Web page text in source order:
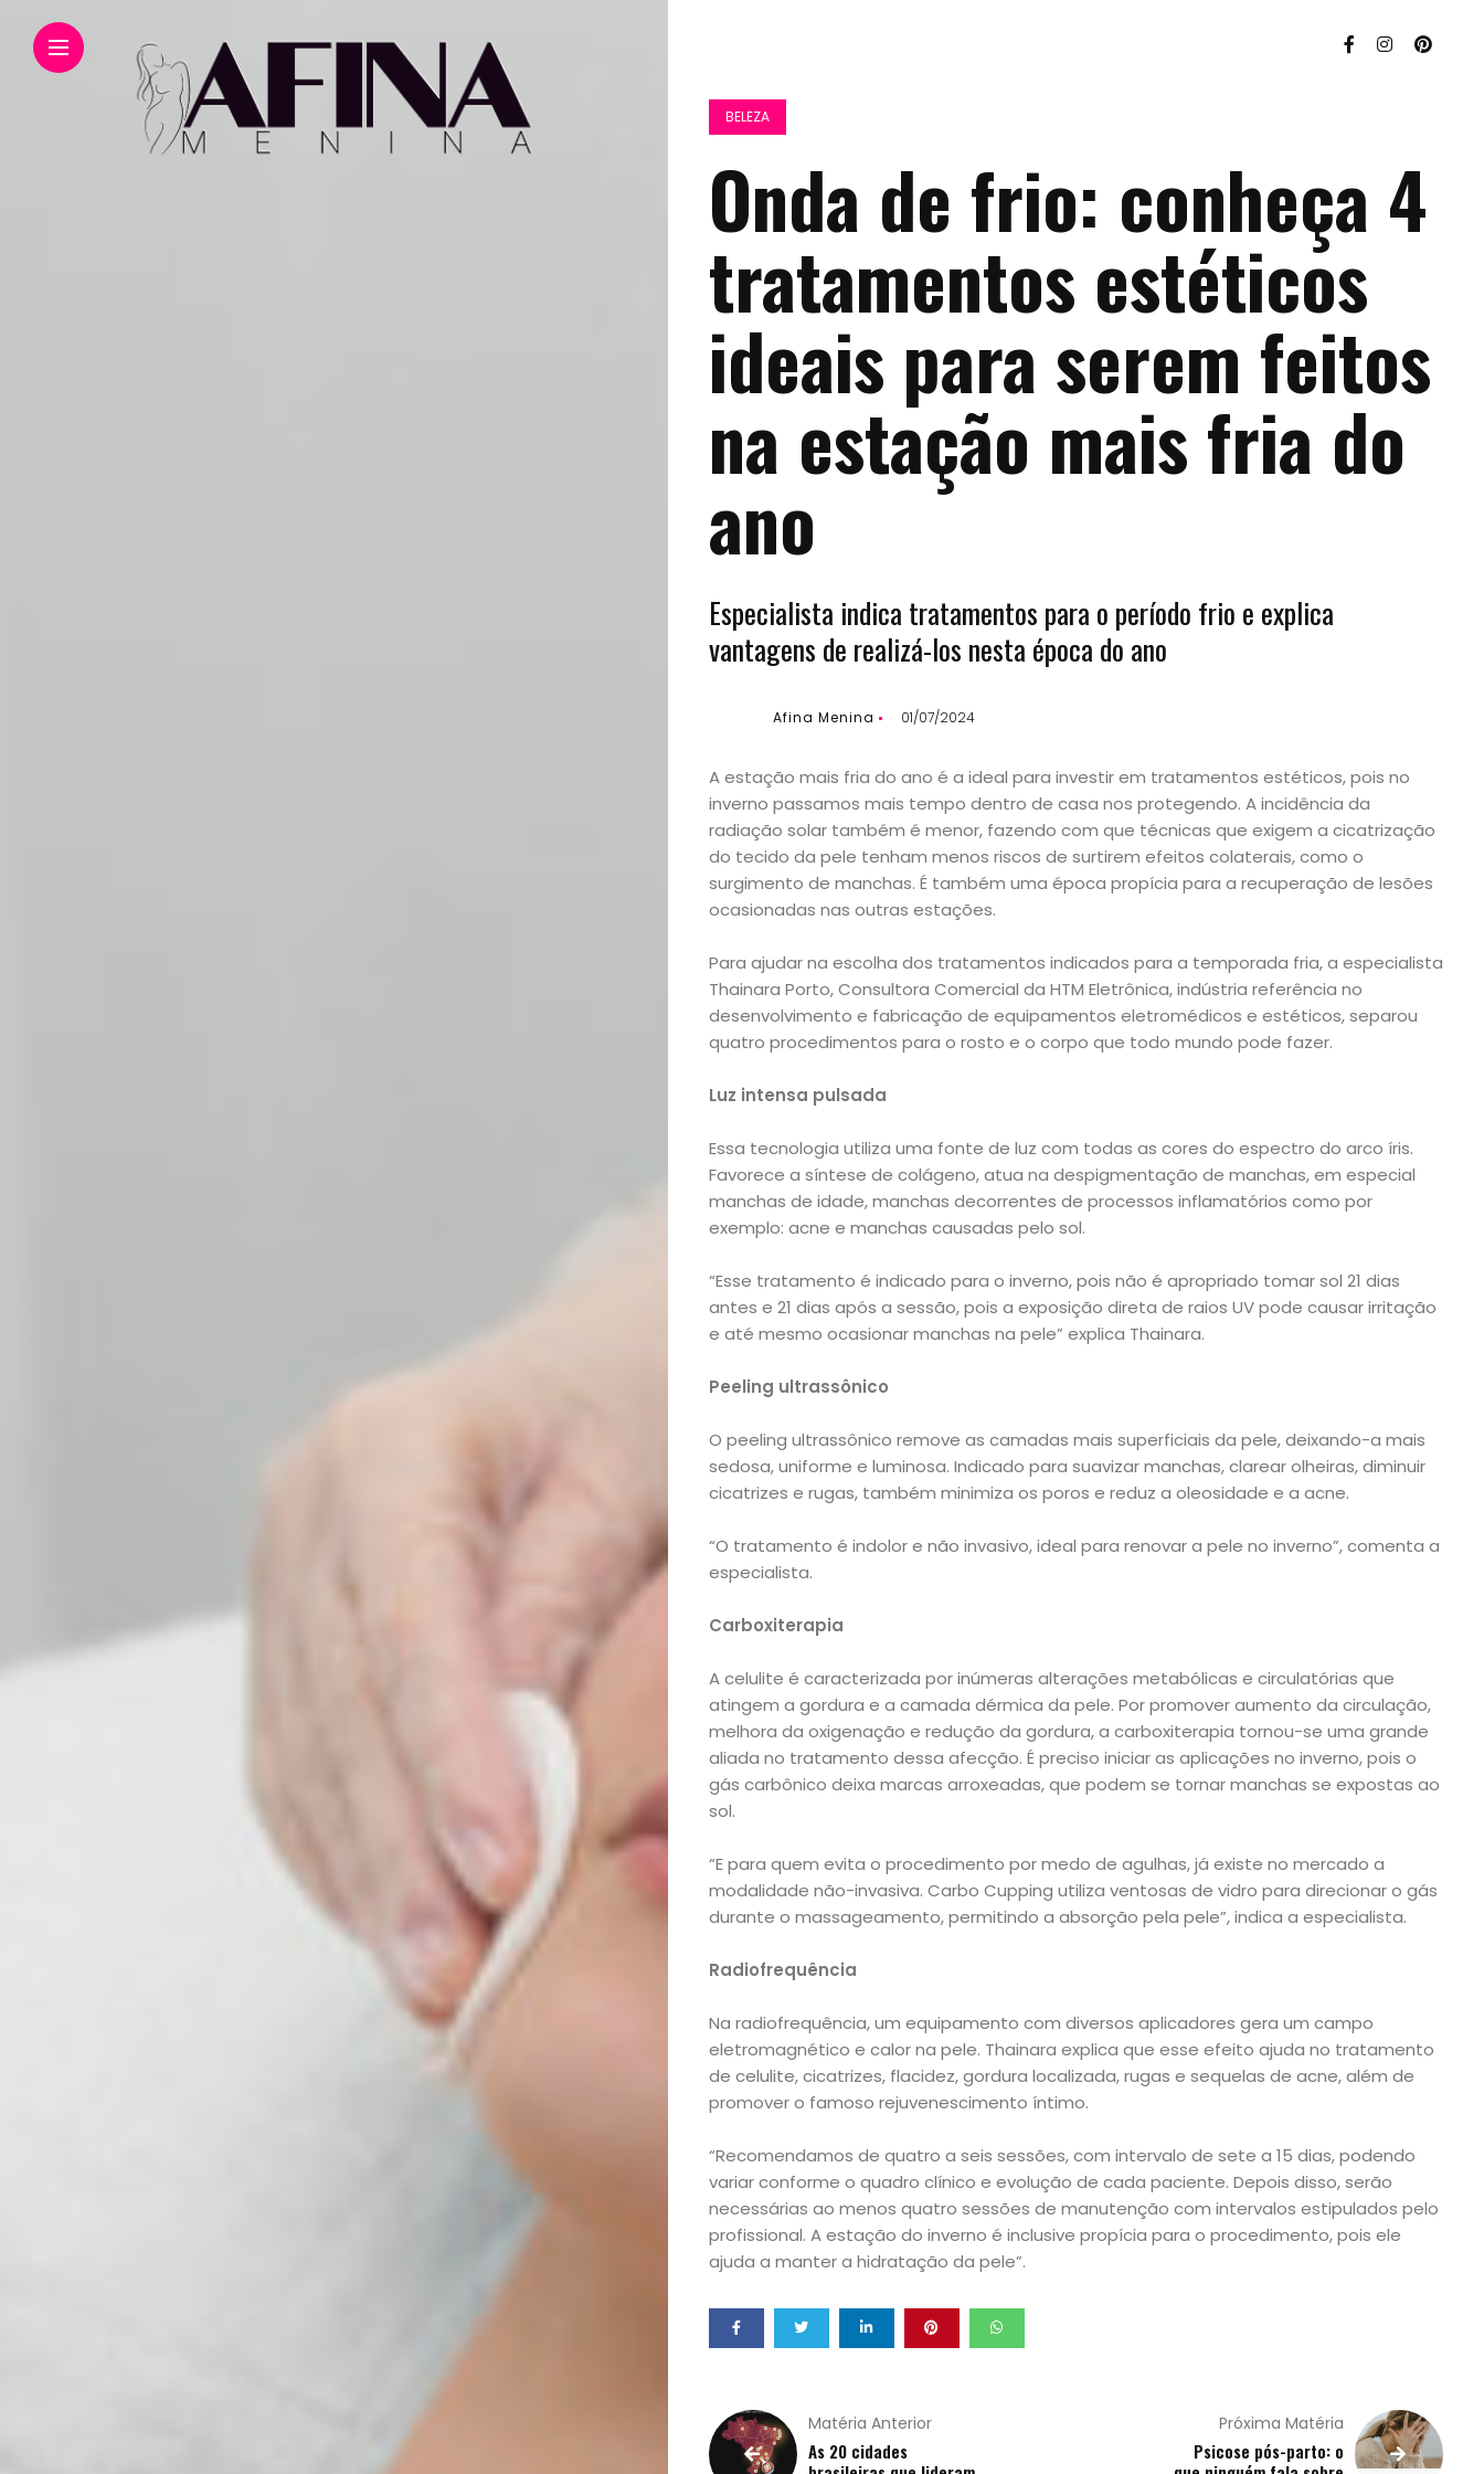
Início
Academia
Beleza
Bora
lá!
Casa
e
Decoração
Exclusiva
Homem
Mães
&
Filhos
Notícias
Opinião
Pets
Receitas
Saúde
e
de
BELEZA
Onda de frio: conheça 4
tratamentos estéticos
ideais para serem feitos
na estação mais fria do
ano
Especialista indica tratamentos para o período frio e explica
vantagens de realizá-los nesta época do ano
Afina Menina 01/07/2024
A estação mais fria do ano é a ideal para investir em tratamentos estéticos, pois no
inverno passamos mais tempo dentro de casa nos protegendo. A incidência da
radiação solar também é menor, fazendo com que técnicas que exigem a cicatrização
do tecido da pele tenham menos riscos de surtirem efeitos colaterais, como o
surgimento de manchas. É também uma época propícia para a recuperação de lesões
ocasionadas nas outras estações.
Para ajudar na escolha dos tratamentos indicados para a temporada fria, a especialista
Thainara Porto, Consultora Comercial da HTM Eletrônica, indústria referência no
desenvolvimento e fabricação de equipamentos eletromédicos e estéticos, separou
quatro procedimentos para o rosto e o corpo que todo mundo pode fazer.
Luz intensa pulsada
Essa tecnologia utiliza uma fonte de luz com todas as cores do espectro do arco íris.
Favorece a síntese de colágeno, atua na despigmentação de manchas, em especial
manchas de idade, manchas decorrentes de processos inflamatórios como por
exemplo: acne e manchas causadas pelo sol.
“Esse tratamento é indicado para o inverno, pois não é apropriado tomar sol 21 dias
antes e 21 dias após a sessão, pois a exposição direta de raios UV pode causar irritação
e até mesmo ocasionar manchas na pele” explica Thainara.
Peeling ultrassônico
O peeling ultrassônico remove as camadas mais superficiais da pele, deixando-a mais
sedosa, uniforme e luminosa. Indicado para suavizar manchas, clarear olheiras, diminuir
cicatrizes e rugas, também minimiza os poros e reduz a oleosidade e a acne.
“O tratamento é indolor e não invasivo, ideal para renovar a pele no inverno”, comenta a
especialista.
Carboxiterapia
A celulite é caracterizada por inúmeras alterações metabólicas e circulatórias que
atingem a gordura e a camada dérmica da pele. Por promover aumento da circulação,
melhora da oxigenação e redução da gordura, a carboxiterapia tornou-se uma grande
aliada no tratamento dessa afecção. É preciso iniciar as aplicações no inverno, pois o
gás carbônico deixa marcas arroxeadas, que podem se tornar manchas se expostas ao
sol.
“E para quem evita o procedimento por medo de agulhas, já existe no mercado a
modalidade não-invasiva. Carbo Cupping utiliza ventosas de vidro para direcionar o gás
durante o massageamento, permitindo a absorção pela pele”, indica a especialista.
Radiofrequência
Na radiofrequência, um equipamento com diversos aplicadores gera um campo
eletromagnético e calor na pele. Thainara explica que esse efeito ajuda no tratamento
de celulite, cicatrizes, flacidez, gordura localizada, rugas e sequelas de acne, além de
promover o famoso rejuvenescimento íntimo.
“Recomendamos de quatro a seis sessões, com intervalo de sete a 15 dias, podendo
variar conforme o quadro clínico e evolução de cada paciente. Depois disso, serão
necessárias ao menos quatro sessões de manutenção com intervalos estipulados pelo
profissional. A estação do inverno é inclusive propícia para o procedimento, pois ele
ajuda a manter a hidratação da pele”.
Matéria Anterior
As 20 cidades
Próxima Matéria
Psicose pós-parto: o